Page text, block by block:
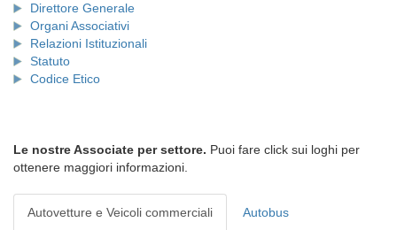
Direttore Generale
Organi Associativi
Relazioni Istituzionali
Statuto
Codice Etico
Le nostre Associate per settore. Puoi fare click sui loghi per
ottenere maggiori informazioni.
Autovetture e Veicoli commerciali Autobus